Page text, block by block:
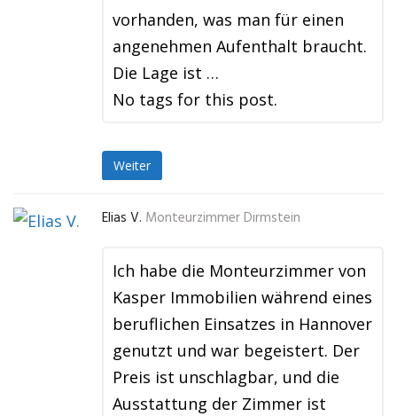
vorhanden, was man für einen
angenehmen Aufenthalt braucht.
Die Lage ist …
No tags for this post.
Weiter
Elias V. Monteurzimmer Dirmstein
Ich habe die Monteurzimmer von
Kasper Immobilien während eines
beruflichen Einsatzes in Hannover
genutzt und war begeistert. Der
Preis ist unschlagbar, und die
Ausstattung der Zimmer ist